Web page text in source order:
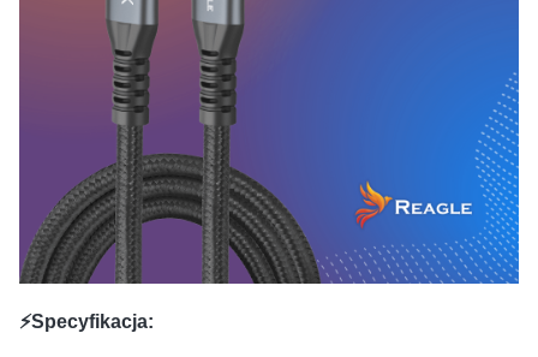
⚡Specyfikacja: